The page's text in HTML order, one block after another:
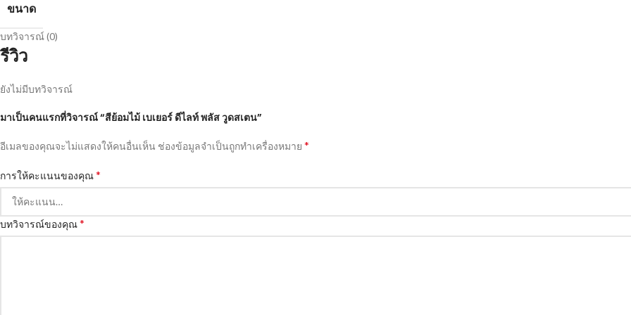
ขนาด
บทวิจารณ์ (0)
รีวิว
ยังไม่มีบทวิจารณ์
มาเป็นคนแรกที่วิจารณ์ “สีย้อมไม้ เบเยอร์ ดีไลท์ พลัส วูดสเตน”
อีเมลของคุณจะไม่แสดงให้คนอื่นเห็น ช่องข้อมูลจำเป็นถูกทำเครื่องหมาย *
การให้คะแนนของคุณ*
บทวิจารณ์ของคุณ*